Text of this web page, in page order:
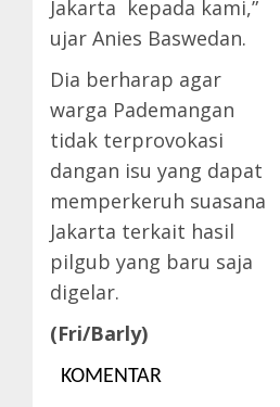
Jakarta kepada kami,”
ujar Anies Baswedan.
Dia berharap agar
warga Pademangan
tidak terprovokasi
dangan isu yang dapat
memperkeruh suasana
Jakarta terkait hasil
pilgub yang baru saja
digelar.
(Fri/Barly)
KOMENTAR